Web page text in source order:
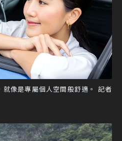
像是專屬個人空間般舒適。 記者